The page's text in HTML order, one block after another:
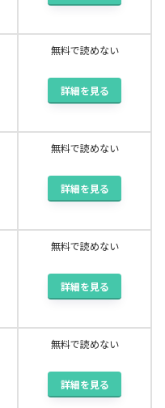
無料で読めない
詳細を見る
無料で読めない
詳細を見る
無料で読めない
詳細を見る
無料で読めない
詳細を見る